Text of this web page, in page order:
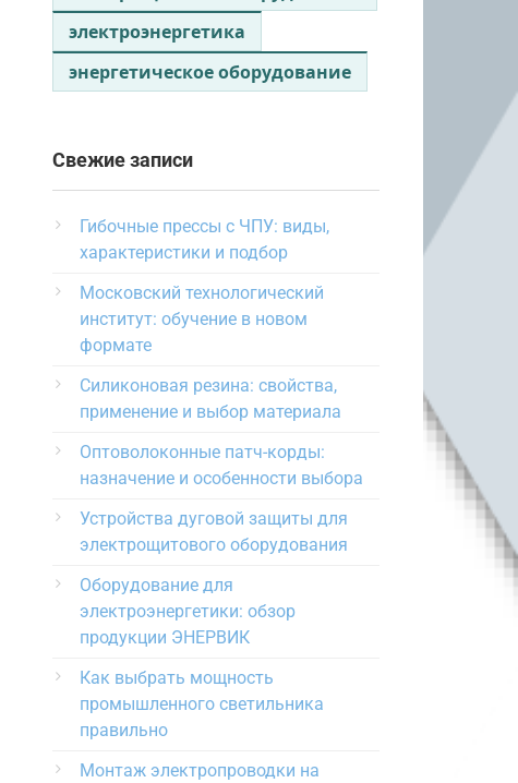
электроэнергетика
энергетическое оборудование
Свежие записи
Гибочные прессы с ЧПУ: виды,
характеристики и подбор
Московский технологический
институт: обучение в новом
формате
Силиконовая резина: свойства,
применение и выбор материала
Оптоволоконные патч-корды:
назначение и особенности выбора
Устройства дуговой защиты для
электрощитового оборудования
Оборудование для
электроэнергетики: обзор
продукции ЭНЕРВИК
Как выбрать мощность
промышленного светильника
правильно
Монтаж электропроводки на